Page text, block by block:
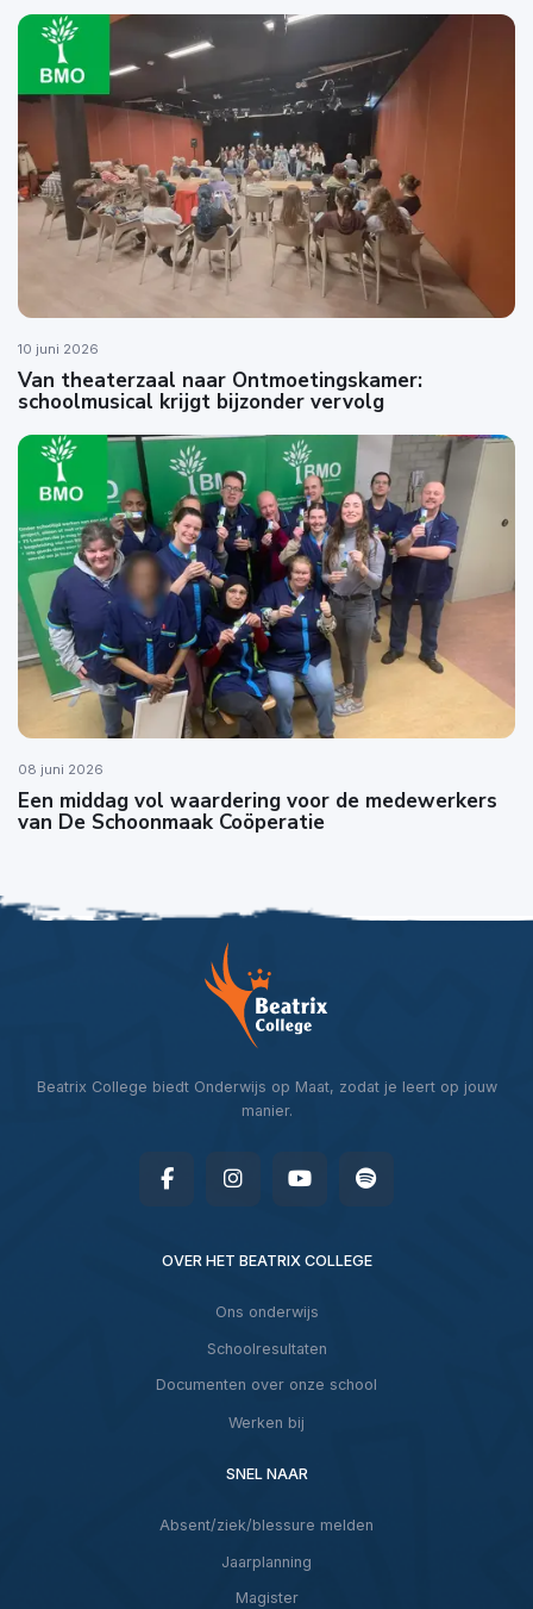
10 juni 2026
Van theaterzaal naar Ontmoetingskamer:
schoolmusical krijgt bijzonder vervolg
08 juni 2026
Een middag vol waardering voor de medewerkers
van De Schoonmaak Coöperatie
Beatrix College biedt Onderwijs op Maat, zodat je leert op jouw
manier.
OVER HET BEATRIX COLLEGE
Ons onderwijs
Schoolresultaten
Documenten over onze school
Werken bij
SNEL NAAR
Absent/ziek/blessure melden
Jaarplanning
Magister